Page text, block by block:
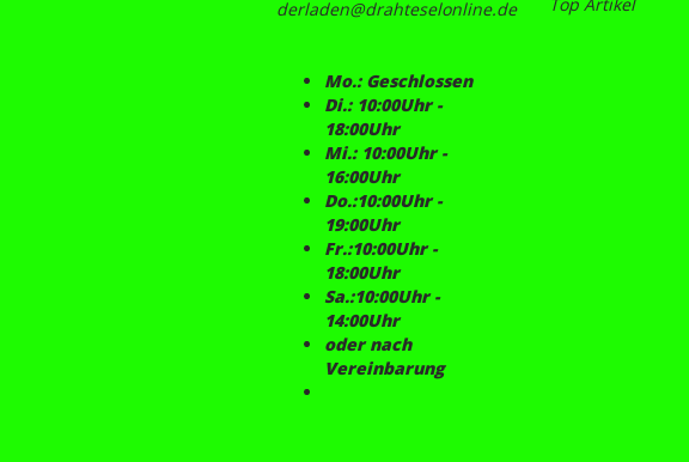
derladen@drahteselonline.de
Mo.: Geschlossen
Di.: 10:00Uhr -
18:00Uhr
Mi.: 10:00Uhr -
16:00Uhr
Do.:10:00Uhr -
19:00Uhr
Fr.:10:00Uhr -
18:00Uhr
Sa.:10:00Uhr -
14:00Uhr
oder nach
Vereinbarung